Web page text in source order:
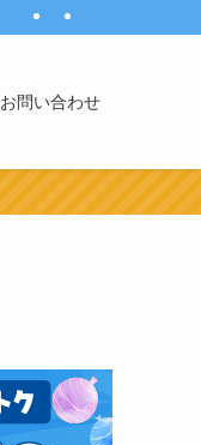
お問い合わせ